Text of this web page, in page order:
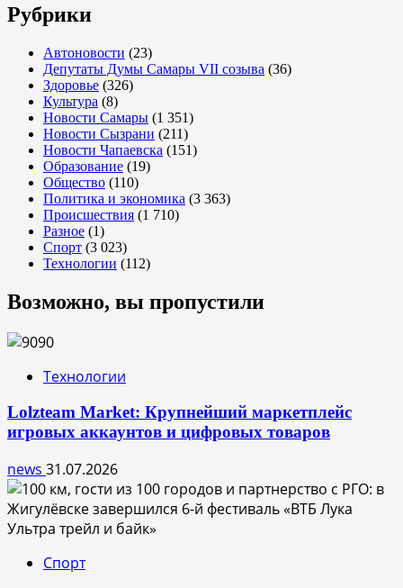
Рубрики
Автоновости (23)
Депутаты Думы Самары VII созыва (36)
Здоровье (326)
Культура (8)
Новости Самары (1 351)
Новости Сызрани (211)
Новости Чапаевска (151)
Образование (19)
Общество (110)
Политика и экономика (3 363)
Происшествия (1 710)
Разное (1)
Спорт (3 023)
Технологии (112)
Возможно, вы пропустили
Технологии
Lolzteam Market: Крупнейший маркетплейс
игровых аккаунтов и цифровых товаров
news 31.07.2026
Спорт